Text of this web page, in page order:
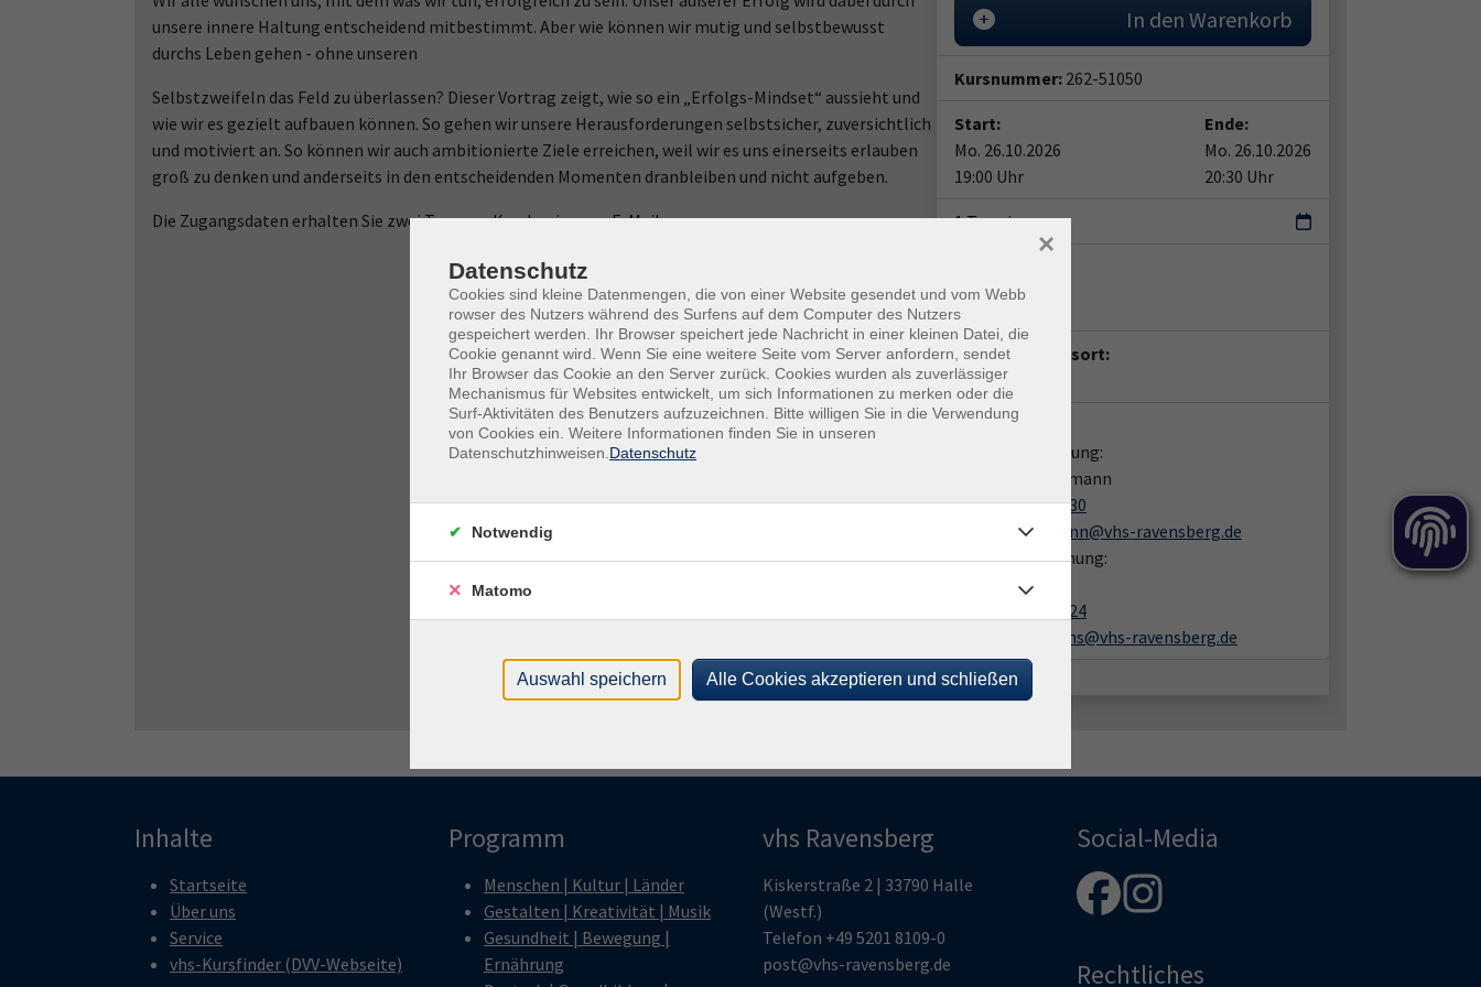
unsere innere Haltung entscheidend mitbestimmt. Aber wie können wir mutig und selbstbewusst
durchs Leben gehen - ohne unseren
Selbstzweifeln das Feld zu überlassen? Dieser Vortrag zeigt, wie so ein „Erfolgs-Mindset“ aussieht und
wie wir es gezielt aufbauen können. So gehen wir unsere Herausforderungen selbstsicher, zuversichtlich
und motiviert an. So können wir auch ambitionierte Ziele erreichen, weil wir es uns einerseits erlauben
groß zu denken und anderseits in den entscheidenden Momenten dranbleiben und nicht aufgeben.
Die Zugangsdaten erhalten Sie zwei Tage vor Kursbeginn per E-Mail.
In den Warenkorb
Kursnummer: 262-51050
Start:
Mo. 26.10.2026
19:00 Uhr
Ende:
Mo. 26.10.2026
20:30 Uhr
1 Termin
Steve Windisch
Veranstaltungsort:
Online-Kurs
Kontakt:
Fachliche Beratung:
Jan Gero Rakelmann
05201 8109-30
jan.rakelmann@vhs-ravensberg.de
Fragen zur Buchung:
Sandra Ulrichs
05201 8109-24
sandra.ulrichs@vhs-ravensberg.de
Inhalte
Startseite
Über uns
Service
vhs-Kursfinder (DVV-Webseite)
Programm
Menschen | Kultur | Länder
Gestalten | Kreativität | Musik
Gesundheit | Bewegung |
Ernährung
vhs Ravensberg
Kiskerstraße 2 | 33790 Halle
(Westf.)
Telefon +49 5201 8109-0
post@vhs-ravensberg.de
Social-Media
Rechtliches
Datenschutz
Cookies sind kleine Datenmengen, die von einer Website gesendet und vom Webb
rowser des Nutzers während des Surfens auf dem Computer des Nutzers
gespeichert werden. Ihr Browser speichert jede Nachricht in einer kleinen Datei, die
Cookie genannt wird. Wenn Sie eine weitere Seite vom Server anfordern, sendet
Ihr Browser das Cookie an den Server zurück. Cookies wurden als zuverlässiger
Mechanismus für Websites entwickelt, um sich Informationen zu merken oder die
Surf-Aktivitäten des Benutzers aufzuzeichnen. Bitte willigen Sie in die Verwendung
von Cookies ein. Weitere Informationen finden Sie in unseren
Datenschutzhinweisen. Datenschutz
×
Notwendig
Matomo
Auswahl speichern Alle Cookies akzeptieren und schließen